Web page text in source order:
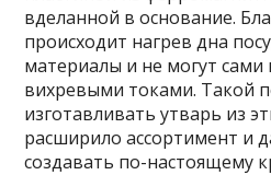
вделанной в основание.
происходит нагрев дна
материалы и не могут сами
вихревыми токами. Такой
изготавливать утварь из
расширило ассортимент и
создавать по-настоящему